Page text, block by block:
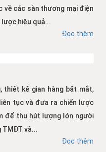
về các sàn thương mại điện
hiệu quả...
Đọc thêm
thiết kế gian hàng bắt mắt,
tục và đưa ra chiến lược
để thu hút lượng lớn người
TMĐT và...
Đọc thêm